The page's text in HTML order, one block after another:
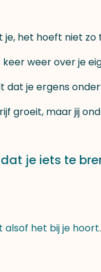
je, het hoeft niet zo
keer weer over je
dat je ergens
groeit, maar jij
je iets te
het bij je hoort.